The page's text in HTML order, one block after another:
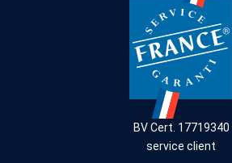
BV Cert. 17719340
service client